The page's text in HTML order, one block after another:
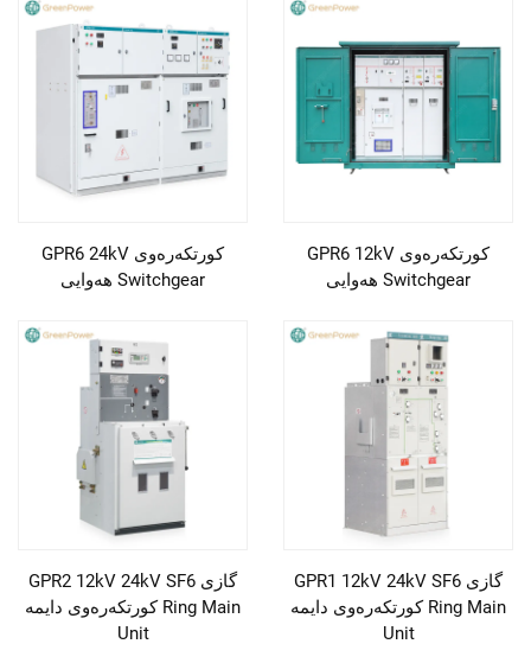
GPR6 24kV كورتكەرەوى
هەوایى Switchgear
GPR6 12kV كورتكەرەوى
هەوایى Switchgear
GPR2 12kV 24kV SF6 گازى
كورتكەرەوى دايمه Ring Main
Unit
GPR1 12kV 24kV SF6 گازى
كورتكەرەوى دايمه Ring Main
Unit